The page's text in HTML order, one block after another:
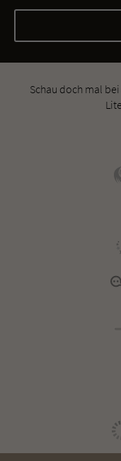
Schau doch mal